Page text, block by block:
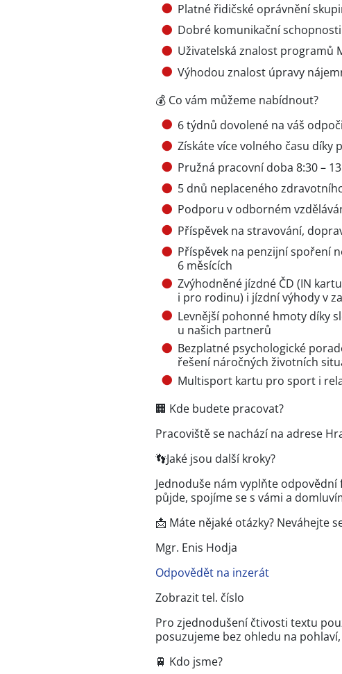
Platné řidičské oprávnění
Dobré komunikační
Uživatelská znalost programů
Výhodou znalost úpravy
💰 Co vám můžeme nabídnout?
6 týdnů dovolené na váš
Získáte více volného času
Pružná pracovní doba 8:30 –
5 dnů neplaceného
Podporu v odborném
Příspěvek na stravování,
Příspěvek na penzijní spoření
6 měsících
Zvýhodněné jízdné ČD (IN
i pro rodinu) i jízdní výhody v
Levnější pohonné hmoty díky
u našich partnerů
Bezplatné psychologické
řešení náročných životních
Multisport kartu pro sport i
🏢 Kde budete pracovat?
Pracoviště se nachází na adrese
👣Jaké jsou další kroky?
Jednoduše nám vyplňte
půjde, spojíme se s vámi a
📩 Máte nějaké otázky? Neváhejte
Mgr. Enis Hodja
Odpovědět na inzerát
Zobrazit tel. číslo
Pro zjednodušení čtivosti textu
posuzujeme bez ohledu na
🚆 Kdo jsme?